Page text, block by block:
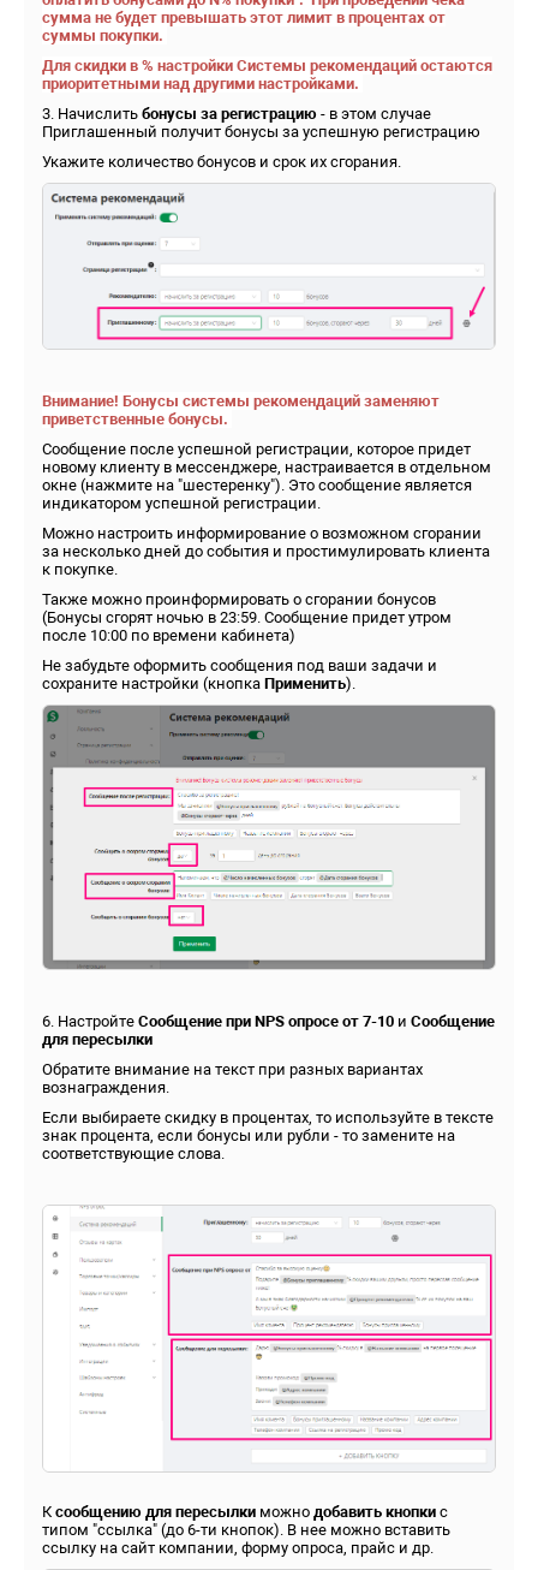
сумма не будет превышать этот лимит в процентах от
суммы покупки.
Для скидки в % настройки Системы рекомендаций остаются
приоритетными над другими настройками.
3. Начислить бонусы за регистрацию - в этом случае
Приглашенный получит бонусы за успешную регистрацию
Укажите количество бонусов и срок их сгорания.
Внимание! Бонусы системы рекомендаций заменяют
приветственные бонусы.
Сообщение после успешной регистрации, которое придет
новому клиенту в мессенджере, настраивается в отдельном
окне (нажмите на "шестеренку"). Это сообщение является
индикатором успешной регистрации.
Можно настроить информирование о возможном сгорании
за несколько дней до события и простимулировать клиента
к покупке.
Также можно проинформировать о сгорании бонусов
(Бонусы сгорят ночью в 23:59. Сообщение придет утром
после 10:00 по времени кабинета)
Не забудьте оформить сообщения под ваши задачи и
сохраните настройки (кнопка Применить).
6. Настройте Сообщение при NPS опросе от 7-10 и Сообщение
для пересылки
Обратите внимание на текст при разных вариантах
вознаграждения.
Если выбираете скидку в процентах, то используйте в тексте
знак процента, если бонусы или рубли - то замените на
соответствующие слова.
К сообщению для пересылки можно добавить кнопки с
типом "ссылка" (до 6-ти кнопок). В нее можно вставить
ссылку на сайт компании, форму опроса, прайс и др.